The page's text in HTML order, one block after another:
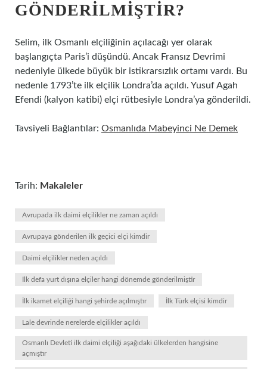
GÖNDERILMIŞTIR?
Selim, ilk Osmanlı elçiliğinin açılacağı yer olarak
başlangıçta Paris’i düşündü. Ancak Fransız Devrimi
nedeniyle ülkede büyük bir istikrarsızlık ortamı vardı. Bu
nedenle 1793’te ilk elçilik Londra’da açıldı. Yusuf Agah
Efendi (kalyon katibi) elçi rütbesiyle Londra’ya gönderildi.
Tavsiyeli Bağlantılar: Osmanlıda Mabeyinci Ne Demek
Tarih: Makaleler
Avrupada ilk daimi elçilikler ne zaman açıldı
Avrupaya gönderilen ilk geçici elçi kimdir
Daimi elçilikler neden açıldı
İlk defa yurt dışına elçiler hangi dönemde gönderilmiştir
İlk ikamet elçiliği hangi şehirde açılmıştır İlk Türk elçisi kimdir
Lale devrinde nerelerde elçilikler açıldı
Osmanlı Devleti ilk daimi elçiliği aşağıdaki ülkelerden hangisine
açmıştır